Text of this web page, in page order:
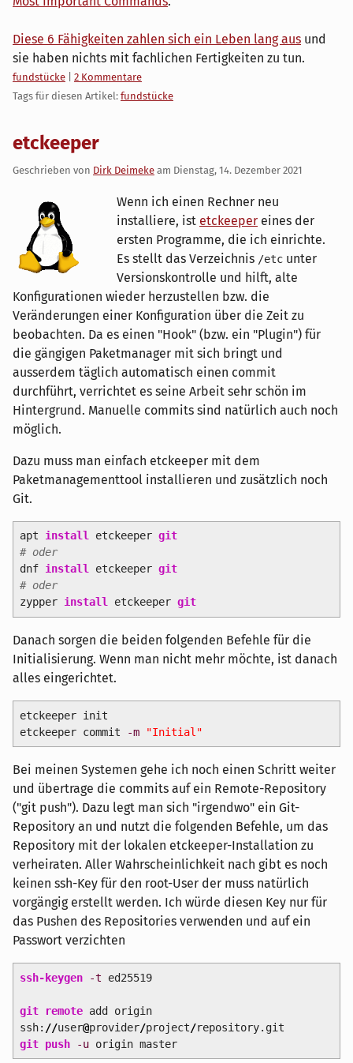
Diese 6 Fähigkeiten zahlen sich ein Leben lang aus und
sie haben nichts mit fachlichen Fertigkeiten zu tun.
Kategorien:
fundstücke
2 Kommentare
Tags für diesen Artikel: fundstücke
etckeeper
Geschrieben von Dirk Deimeke am Dienstag, 14. Dezember 2021
Wenn ich einen Rechner neu
installiere, ist etckeeper eines der
ersten Programme, die ich einrichte.
Es stellt das Verzeichnis /etc unter
Versionskontrolle und hilft, alte
Konfigurationen wieder herzustellen bzw. die
Veränderungen einer Konfiguration über die Zeit zu
beobachten. Da es einen "Hook" (bzw. ein "Plugin") für
die gängigen Paketmanager mit sich bringt und
ausserdem täglich automatisch einen commit
durchführt, verrichtet es seine Arbeit sehr schön im
Hintergrund. Manuelle commits sind natürlich auch noch
möglich.
Dazu muss man einfach etckeeper mit dem
Paketmanagementtool installieren und zusätzlich noch
Git.
apt installetckeeper git
# oder
dnf installetckeeper git
# oder
zypper installetckeeper git
Danach sorgen die beiden folgenden Befehle für die
Initialisierung. Wenn man nicht mehr möchte, ist danach
alles eingerichtet.
etckeeper init
etckeeper commit
-m "Initial"
Bei meinen Systemen gehe ich noch einen Schritt weiter
und übertrage die commits auf ein Remote-Repository
("git push"). Dazu legt man sich "irgendwo" ein Git-
Repository an und nutzt die folgenden Befehle, um das
Repository mit der lokalen etckeeper-Installation zu
verheiraten. Aller Wahrscheinlichkeit nach gibt es noch
keinen ssh-Key für den root-User der muss natürlich
vorgängig erstellt werden. Ich würde diesen Key nur für
das Pushen des Repositories verwenden und auf ein
Passwort verzichten
ssh-keygen -t ed25519
git remoteadd origin
ssh: //user@provider/project/repository.git
git push
-uorigin master